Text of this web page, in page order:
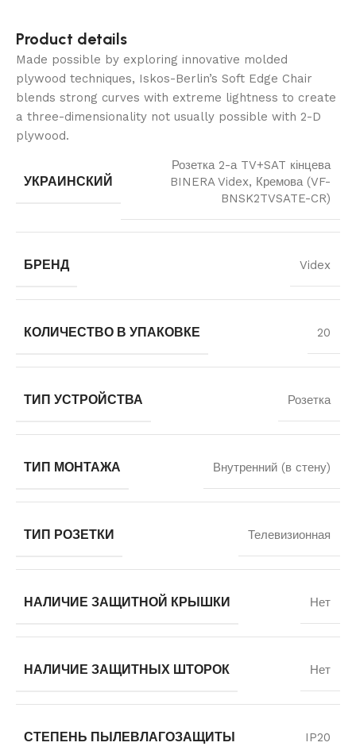
Product details
Made possible by exploring innovative molded
plywood techniques, Iskos-Berlin’s Soft Edge Chair
blends strong curves with extreme lightness to create
a three-dimensionality not usually possible with 2-D
plywood.
УКРАИНСКИЙ
Розетка 2-а TV+SAT кінцева
BINERA Videx, Кремова (VF-
BNSK2TVSATE-CR)
БРЕНД Videx
КОЛИЧЕСТВО В УПАКОВКЕ 20
ТИП УСТРОЙСТВА Розетка
ТИП МОНТАЖА Внутренний (в стену)
ТИП РОЗЕТКИ Телевизионная
НАЛИЧИЕ ЗАЩИТНОЙ КРЫШКИ Нет
НАЛИЧИЕ ЗАЩИТНЫХ ШТОРОК Нет
СТЕПЕНЬ ПЫЛЕВЛАГОЗАЩИТЫ IP20